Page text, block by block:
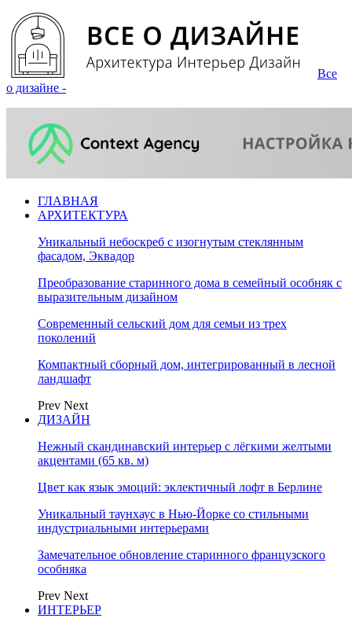
Все
о дизайне -
ГЛАВНАЯ
АРХИТЕКТУРА
Уникальный небоскреб с изогнутым стеклянным
фасадом, Эквадор
Преобразование старинного дома в семейный особняк с
выразительным дизайном
Современный сельский дом для семьи из трех
поколений
Компактный сборный дом, интегрированный в лесной
ландшафт
Prev Next
ДИЗАЙН
Нежный скандинавский интерьер с лёгкими желтыми
акцентами (65 кв. м)
Цвет как язык эмоций: эклектичный лофт в Берлине
Уникальный таунхаус в Нью-Йорке со стильными
индустриальными интерьерами
Замечательное обновление старинного французского
особняка
Prev Next
ИНТЕРЬЕР